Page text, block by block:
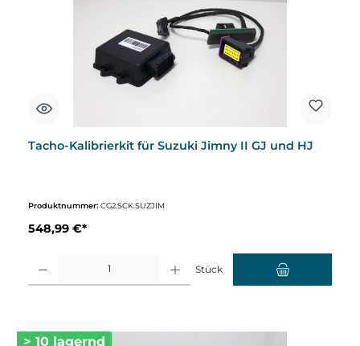
Tacho-Kalibrierkit für Suzuki Jimny II GJ und HJ
Produktnummer: CG2.SCK.SUZJIM
548,99 €*
Stück
> 10 lagernd